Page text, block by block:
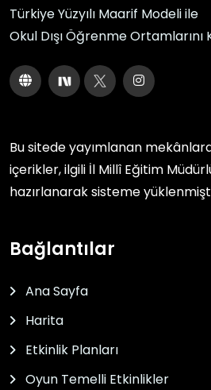
Türkiye Yüzyılı Maarif Modeli ile
Okul Dışı Öğrenme Ortamlarını
Bu sitede yayımlanan
içerikler, ilgili İl Millî Eğitim
hazırlanarak sisteme
Bağlantılar
Ana Sayfa
Harita
Etkinlik Planları
Oyun Temelli Etkinlikler